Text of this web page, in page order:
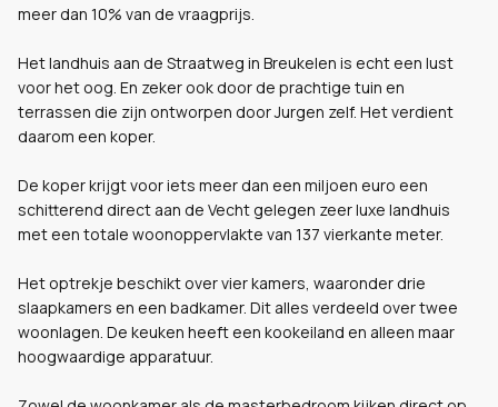
meer dan 10% van de vraagprijs.
Het landhuis aan de Straatweg in Breukelen is echt een lust
voor het oog. En zeker ook door de prachtige tuin en
terrassen die zijn ontworpen door Jurgen zelf. Het verdient
daarom een koper.
De koper krijgt voor iets meer dan een miljoen euro een
schitterend direct aan de Vecht gelegen zeer luxe landhuis
met een totale woonoppervlakte van 137 vierkante meter.
Het optrekje beschikt over vier kamers, waaronder drie
slaapkamers en een badkamer. Dit alles verdeeld over twee
woonlagen. De keuken heeft een kookeiland en alleen maar
hoogwaardige apparatuur.